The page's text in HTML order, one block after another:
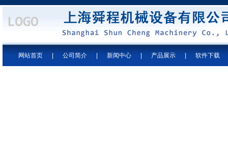
网站首页 公司简介 新闻中心 产品展示 软件下载